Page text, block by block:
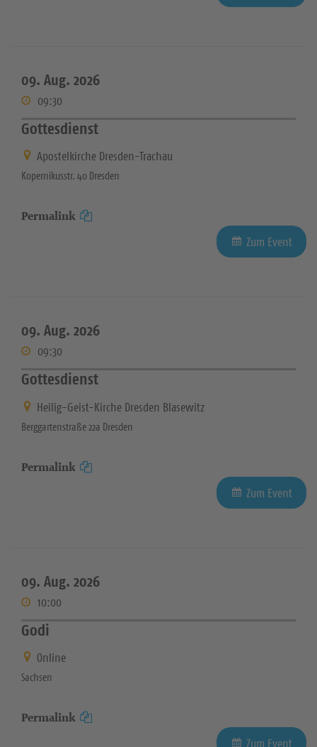
09. Aug. 2026
09:30
Gottesdienst
Apostelkirche Dresden-Trachau
Kopernikusstr. 40 Dresden
Permalink
Zum Event
09. Aug. 2026
09:30
Gottesdienst
Heilig-Geist-Kirche Dresden Blasewitz
Berggartenstraße 22a Dresden
Permalink
Zum Event
09. Aug. 2026
10:00
Godi
Online
Sachsen
Permalink
Zum Event